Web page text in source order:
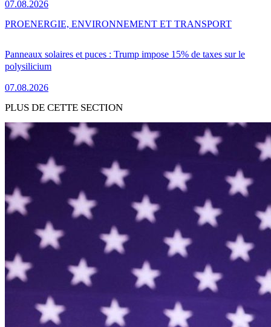
07.08.2026
Panneaux solaires et puces : Trump impose 15% de taxes sur le
polysilicium
07.08.2026
PROENERGIE, ENVIRONNEMENT ET TRANSPORT
PLUS DE CETTE SECTION